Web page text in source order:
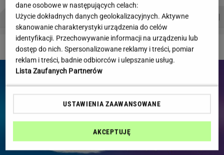
DZIEJE SIĘ!
PROBLEMY POLSKICH SIATKARZY ZNAK Z '30' WISŁAWA SZYMBORSKA
dane osobowe w następujących celach:
Użycie dokładnych danych geolokalizacyjnych. Aktywne
skanowanie charakterystyki urządzenia do celów
identyfikacji. Przechowywanie informacji na urządzeniu lub
dostęp do nich. Spersonalizowane reklamy i treści, pomiar
reklam i treści, badnie odbiorców i ulepszanie usług.
Lista Zaufanych Partnerów
USTAWIENIA ZAAWANSOWANE
AKCEPTUJĘ